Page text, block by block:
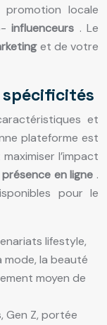
promotion locale
influenceurs . Le
et de votre
et
plateforme est
l’impact
présence en ligne .
pour le
lifestyle,
mode, la beauté
moyen de
Gen Z, portée